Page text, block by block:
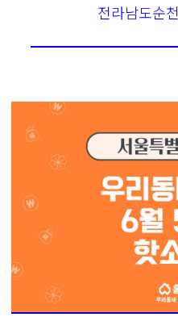
전라남도순